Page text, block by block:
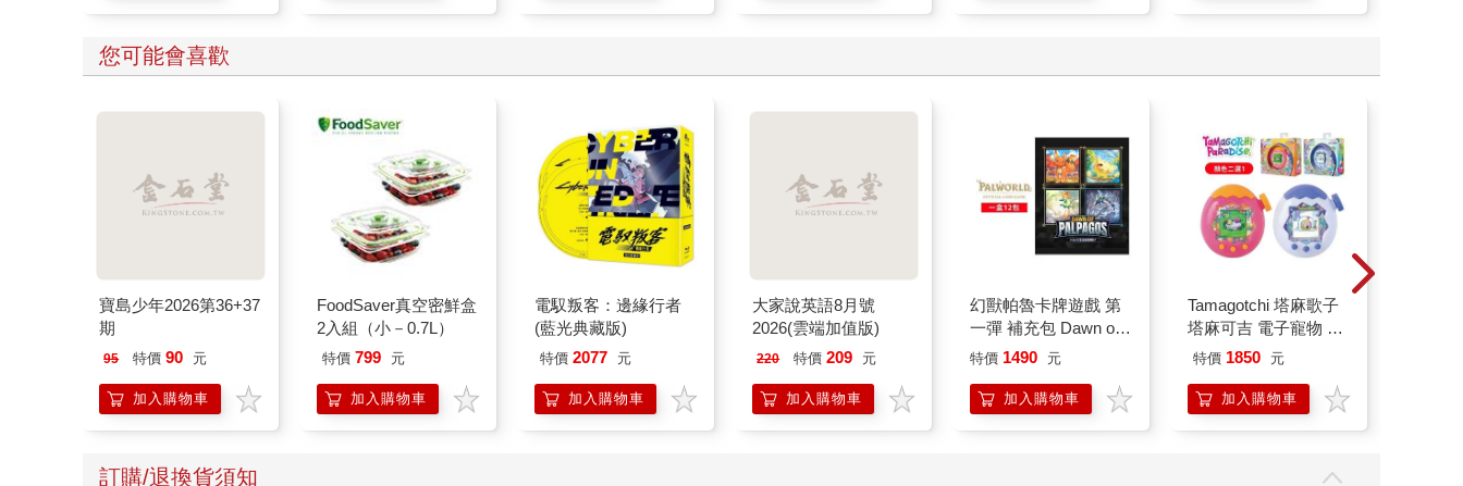
您可能會喜歡
寶島少年2026第36+37
期
95 特價 90 元
加入購物車
FoodSaver真空密鮮盒
2入組（小－0.7L）
特價 799 元
加入購物車
電馭叛客：邊緣行者
(藍光典藏版)
特價 2077 元
加入購物車
大家說英語8月號
2026(雲端加值版)
220 特價 209 元
加入購物車
幻獸帕魯卡牌遊戲 第
一彈 補充包 Dawn of
Palpagos（日文版一
特價 1490 元
加入購物車
Tamagotchi 塔麻歌子
塔麻可吉 電子寵物 樂
園系列（熱帶橙果／極
特價 1850 元
加入購物車
訂購/退換貨須知